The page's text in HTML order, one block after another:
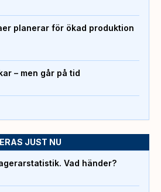
planerar för ökad produktion
– men går på tid
JUST NU
Vad händer?